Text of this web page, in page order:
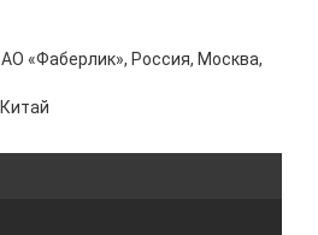
АО «Фаберлик», Россия, Москва,